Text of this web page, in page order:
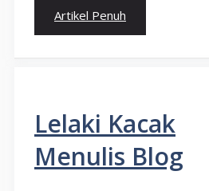
Artikel Penuh
Lelaki Kacak
Menulis Blog